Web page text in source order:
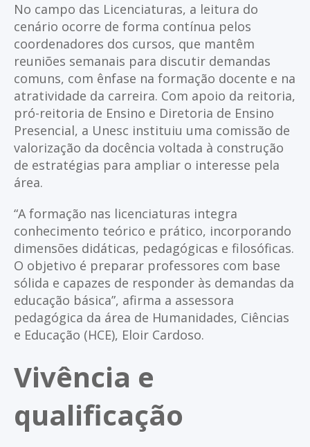
No campo das Licenciaturas, a leitura do
cenário ocorre de forma contínua pelos
coordenadores dos cursos, que mantêm
reuniões semanais para discutir demandas
comuns, com ênfase na formação docente e na
atratividade da carreira. Com apoio da reitoria,
pró-reitoria de Ensino e Diretoria de Ensino
Presencial, a Unesc instituiu uma comissão de
valorização da docência voltada à construção
de estratégias para ampliar o interesse pela
área.
“A formação nas licenciaturas integra
conhecimento teórico e prático, incorporando
dimensões didáticas, pedagógicas e filosóficas.
O objetivo é preparar professores com base
sólida e capazes de responder às demandas da
educação básica”, afirma a assessora
pedagógica da área de Humanidades, Ciências
e Educação (HCE), Eloir Cardoso.
Vivência e
qualificação